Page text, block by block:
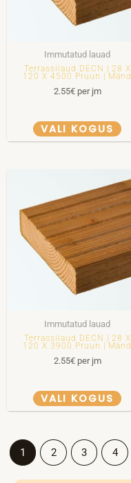
Immutatud lauad
Terrassilaud DECN | 28 X
120 X 4500 Pruun | Mänd
2.55€per jm
VALI KOGUS
Immutatud lauad
Terrassilaud DECN | 28 X
120 X 3900 Pruun | Mänd
2.55€per jm
VALI KOGUS
1 2 3 4